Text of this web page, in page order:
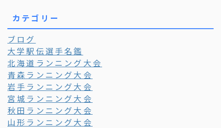
カテゴリー
ブログ
大学駅伝選手名鑑
北海道ランニング大会
青森ランニング大会
岩手ランニング大会
宮城ランニング大会
秋田ランニング大会
山形ランニング大会